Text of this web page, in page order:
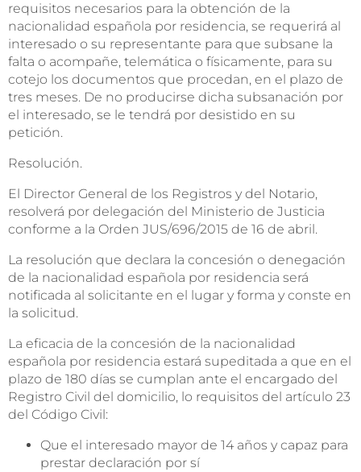
requisitos necesarios para la obtención de la
nacionalidad española por residencia, se requerirá al
interesado o su representante para que subsane la
falta o acompañe, telemática o físicamente, para su
cotejo los documentos que procedan, en el plazo de
tres meses. De no producirse dicha subsanación por
el interesado, se le tendrá por desistido en su
petición.
Resolución.
El Director General de los Registros y del Notario,
resolverá por delegación del Ministerio de Justicia
conforme a la Orden JUS/696/2015 de 16 de abril.
La resolución que declara la concesión o denegación
de la nacionalidad española por residencia será
notificada al solicitante en el lugar y forma y conste en
la solicitud.
La eficacia de la concesión de la nacionalidad
española por residencia estará supeditada a que en el
plazo de 180 días se cumplan ante el encargado del
Registro Civil del domicilio, lo requisitos del artículo 23
del Código Civil:
Que el interesado mayor de 14 años y capaz para
prestar declaración por sí